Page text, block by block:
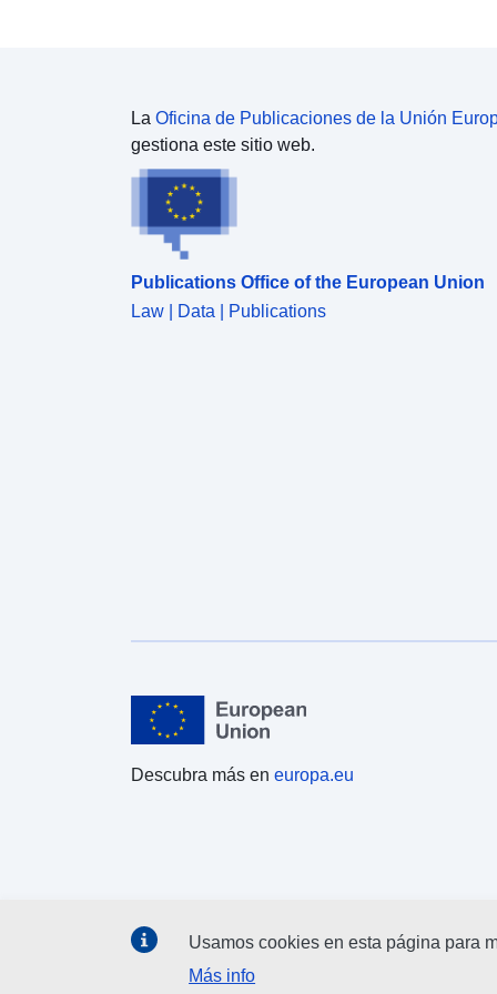
La Oficina de Publicaciones de la Unión
gestiona este sitio web.
Publications Office of the European Union
Law | Data | Publications
Descubra más en europa.eu
Usamos cookies en esta página para
Más info